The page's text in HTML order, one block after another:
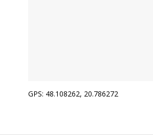
GPS: 48.108262, 20.786272